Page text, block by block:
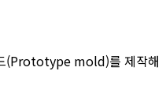
(Prototype mold)를 제작해